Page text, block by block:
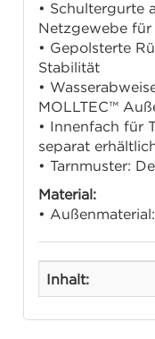
• Schultergurte
Netzgewebe
• Gepolsterte
Stabilität
•
MOLLTEC™
• Innenfach für
separat
• Tarnmuster:
Material:
•
Inhalt: